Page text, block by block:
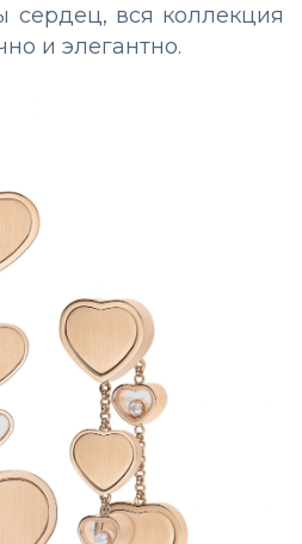
сердец, вся коллекция
и элегантно.